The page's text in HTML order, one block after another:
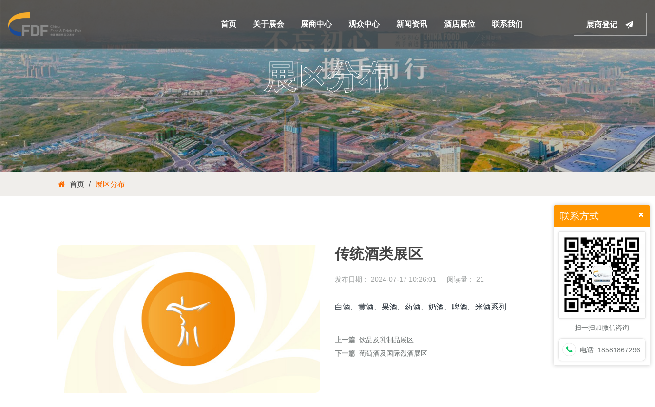
首页 关于展会 展商中心 观众中心 新闻资讯 酒店展位 联系我们 展商登记
展区分布
首页 展区分布
传统酒类展区
发布日期： 2024-07-17 10:26:01 阅读量： 21
白酒、黄酒、果酒、药酒、奶酒、啤酒、米酒系列
上一篇 饮品及乳制品展区
下一篇 葡萄酒及国际烈酒展区
联系方式
扫一扫加微信咨询
电话 18581867296